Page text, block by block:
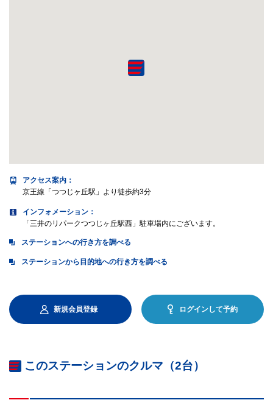
アクセス案内 ：
京王線「つつじヶ丘駅」より徒歩約3分
インフォメーション：
「三井のリパークつつじヶ丘駅西」駐車場内にございます。
ステーションへの行き方を調べる
ステーションから目的地への行き方を調べる
新規会員登録 ログインして予約
このステーションのクルマ（2台）